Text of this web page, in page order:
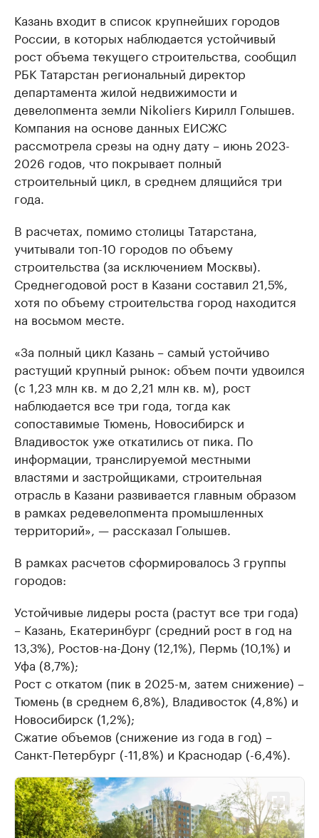
Казань входит в список крупнейших городов
России, в которых наблюдается устойчивый
рост объема текущего строительства, сообщил
РБК Татарстан региональный директор
департамента жилой недвижимости и
девелопмента земли Nikoliers Кирилл Голышев.
Компания на основе данных ЕИСЖС
рассмотрела срезы на одну дату – июнь 2023-
2026 годов, что покрывает полный
строительный цикл, в среднем длящийся три
года.
В расчетах, помимо столицы Татарстана,
учитывали топ-10 городов по объему
строительства (за исключением Москвы).
Среднегодовой рост в Казани составил 21,5%,
хотя по объему строительства город находится
на восьмом месте.
«За полный цикл Казань – самый устойчиво
растущий крупный рынок: объем почти удвоился
(с 1,23 млн кв. м до 2,21 млн кв. м), рост
наблюдается все три года, тогда как
сопоставимые Тюмень, Новосибирск и
Владивосток уже откатились от пика. По
информации, транслируемой местными
властями и застройщиками, строительная
отрасль в Казани развивается главным образом
в рамках редевелопмента промышленных
территорий», — рассказал Голышев.
В рамках расчетов сформировалось 3 группы
городов:
Устойчивые лидеры роста (растут все три года)
– Казань, Екатеринбург (средний рост в год на
13,3%), Ростов-на-Дону (12,1%), Пермь (10,1%) и
Уфа (8,7%);
Рост с откатом (пик в 2025-м, затем снижение) –
Тюмень (в среднем 6,8%), Владивосток (4,8%) и
Новосибирск (1,2%);
Сжатие объемов (снижение из года в год) –
Санкт-Петербург (-11,8%) и Краснодар (-6,4%).